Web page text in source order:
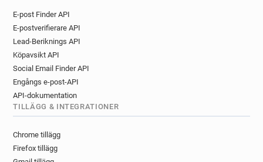
y************@lancashire.gov.uk
i*****@lancashire.gov.uk
s********@lancashire.gov.uk
u**********@lancashire.gov.uk
u**********@lancashire.gov.uk
y*******@lancashire.gov.uk
l***********@lancashire.gov.uk
j***********@lancashire.gov.uk
o************@lancashire.gov.uk
E-post Finder API
E-postverifierare API
Lead-Beriknings API
Köpavsikt API
Social Email Finder API
Engångs e-post-API
API-dokumentation
TILLÄGG & INTEGRATIONER
Chrome tillägg
Firefox tillägg